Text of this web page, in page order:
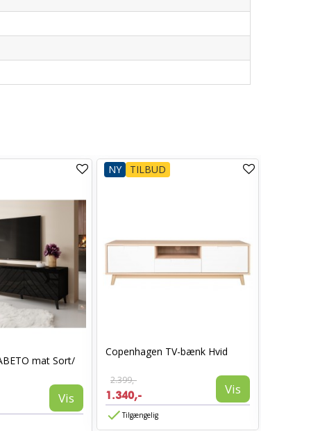
mat Sort/
Vis
NY TILBUD
Copenhagen TV-bænk Hvid
2.399,-
1.340,- Vis
Tilgængelig